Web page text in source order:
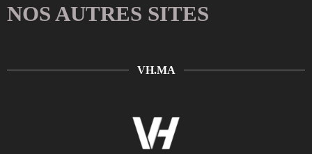
NOS AUTRES SITES
VH.MA